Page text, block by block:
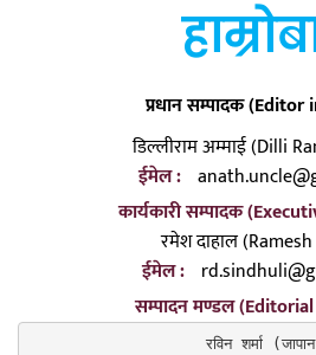
प्रधान सम्पादक
डिल्लीराम अम्माई (Dilli
ईमेल :
कार्यकारी सम्पादक
रमेश दाहाल
ईमेल :
सम्पादन मण्डल
रविन शर्मा